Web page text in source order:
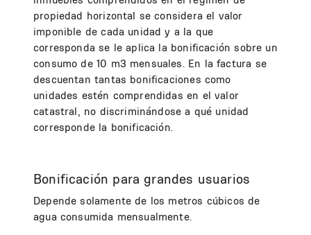
propiedad horizontal se considera el valor
imponible de cada unidad y a la que
corresponda se le aplica la bonificación sobre un
consumo de 10 m3 mensuales. En la factura se
descuentan tantas bonificaciones como
unidades estén comprendidas en el valor
catastral, no discriminándose a qué unidad
corresponde la bonificación.
Bonificación para grandes usuarios
Depende solamente de los metros cúbicos de
agua consumida mensualmente.